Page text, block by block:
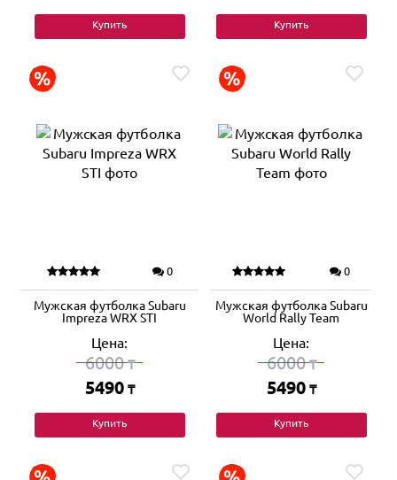
Купить Купить
0
Мужская футболка Subaru
Impreza WRX STI
Цена:
6000₸
5490 ₸
Купить
0
Мужская футболка Subaru
World Rally Team
Цена:
6000₸
5490 ₸
Купить